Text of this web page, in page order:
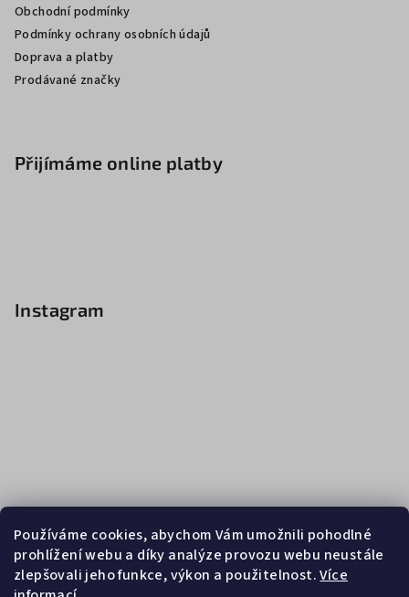
Používáme cookies, abychom Vám umožnili pohodlné
prohlížení webu a díky analýze provozu webu neustále
zlepšovali jeho funkce, výkon a použitelnost.Více
Obchodní podmínky
Podmínky ochrany osobních údajů
Doprava a platby
Prodávané značky
Přijímáme online platby
Instagram